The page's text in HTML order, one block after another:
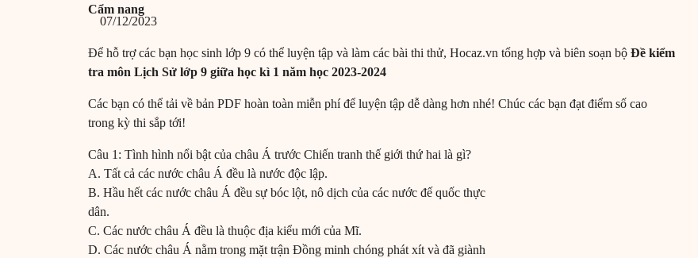
Cẩm nang
07/12/2023
Để hỗ trợ các bạn học sinh lớp 9 có thể luyện tập và làm các bài thi thử, Hocaz.vn tổng hợp và biên soạn bộ Đề kiểm
tra môn Lịch Sử lớp 9 giữa học kì 1 năm học 2023-2024
Các bạn có thể tải về bản PDF hoàn toàn miễn phí để luyện tập dễ dàng hơn nhé! Chúc các bạn đạt điểm số cao
trong kỳ thi sắp tới!
Câu 1: Tình hình nổi bật của châu Á trước Chiến tranh thế giới thứ hai là gì?
A. Tất cả các nước châu Á đều là nước độc lập.
B. Hầu hết các nước châu Á đều sự bóc lột, nô dịch của các nước đế quốc thực
dân.
C. Các nước châu Á đều là thuộc địa kiểu mới của Mĩ.
D. Các nước châu Á nằm trong mặt trận Đồng minh chóng phát xít và đã giành